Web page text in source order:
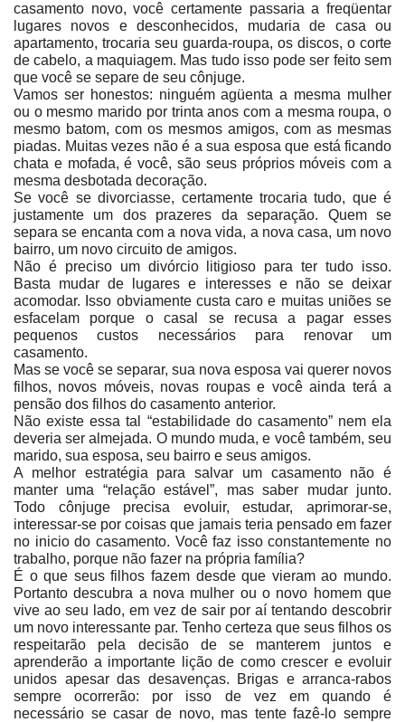
casamento novo, você certamente passaria a freqüentar
lugares novos e desconhecidos, mudaria de casa ou
apartamento, trocaria seu guarda-roupa, os discos, o corte
de cabelo, a maquiagem. Mas tudo isso pode ser feito sem
que você se separe de seu cônjuge.
Vamos ser honestos: ninguém agüenta a mesma mulher
ou o mesmo marido por trinta anos com a mesma roupa, o
mesmo batom, com os mesmos amigos, com as mesmas
piadas. Muitas vezes não é a sua esposa que está ficando
chata e mofada, é você, são seus próprios móveis com a
mesma desbotada decoração.
Se você se divorciasse, certamente trocaria tudo, que é
justamente um dos prazeres da separação. Quem se
separa se encanta com a nova vida, a nova casa, um novo
bairro, um novo circuito de amigos.
Não é preciso um divórcio litigioso para ter tudo isso.
Basta mudar de lugares e interesses e não se deixar
acomodar. Isso obviamente custa caro e muitas uniões se
esfacelam porque o casal se recusa a pagar esses
pequenos custos necessários para renovar um
casamento.
Mas se você se separar, sua nova esposa vai querer novos
filhos, novos móveis, novas roupas e você ainda terá a
pensão dos filhos do casamento anterior.
Não existe essa tal “estabilidade do casamento” nem ela
deveria ser almejada. O mundo muda, e você também, seu
marido, sua esposa, seu bairro e seus amigos.
A melhor estratégia para salvar um casamento não é
manter uma “relação estável”, mas saber mudar junto.
Todo cônjuge precisa evoluir, estudar, aprimorar-se,
interessar-se por coisas que jamais teria pensado em fazer
no inicio do casamento. Você faz isso constantemente no
trabalho, porque não fazer na própria família?
É o que seus filhos fazem desde que vieram ao mundo.
Portanto descubra a nova mulher ou o novo homem que
vive ao seu lado, em vez de sair por aí tentando descobrir
um novo interessante par. Tenho certeza que seus filhos os
respeitarão pela decisão de se manterem juntos e
aprenderão a importante lição de como crescer e evoluir
unidos apesar das desavenças. Brigas e arranca-rabos
sempre ocorrerão: por isso de vez em quando é
necessário se casar de novo, mas tente fazê-lo sempre